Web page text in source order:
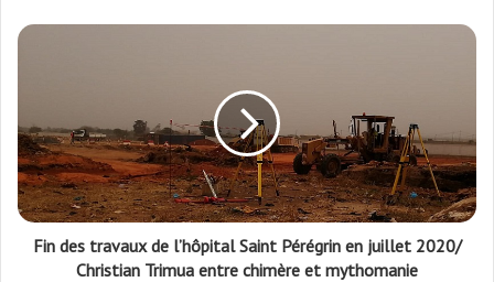
Fin des travaux de l’hôpital Saint Pérégrin en juillet 2020/
Christian Trimua entre chimère et mythomanie